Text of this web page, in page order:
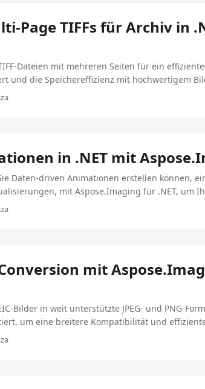
Kleinere Dateien laden schneller, verringern
Dieser Artikel wird Sie durch den
in .NET, bietet eine umfassende
ausgleichen. ...
Page TIFFs für Archiv in
Dateien mit mehreren Seiten für ein
und die Speichereffizienz mit hochwertigem
in .NET mit
Daten-driven Animationen erstellen können,
mit Aspose.Imaging für .NET, um
Conversion mit
Bilder in weit unterstützte JPEG- und PNG-
um eine breitere Kompatibilität und